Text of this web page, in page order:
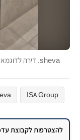
sheva. דירה לדוגמא. יחצ
ISA Group
להצטרפות לקבוצת